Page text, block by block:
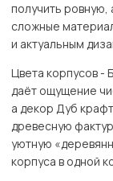
получить ровную,
сложные
и актуальным
Цвета корпусов -
даёт ощущение
а декор Дуб
древесную
уютную
корпуса в одной